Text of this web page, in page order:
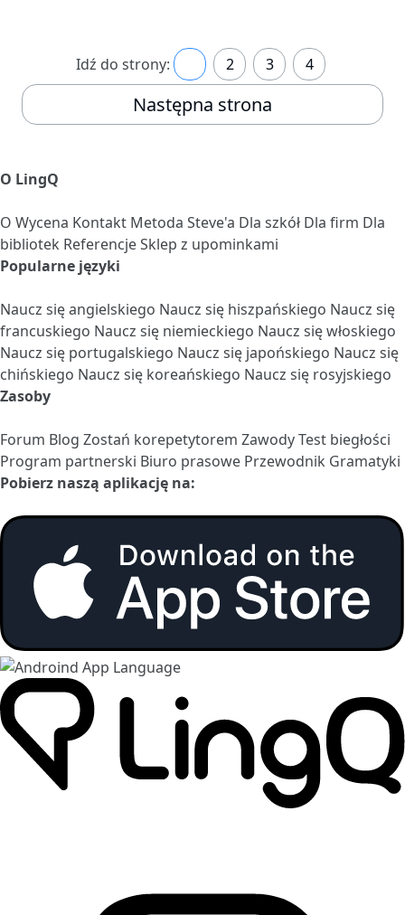
Idź do strony: 2 3 4
Następna strona
O LingQ
O Wycena Kontakt Metoda Steve'a Dla szkół Dla firm Dla
bibliotek ReferencjeSklep z upominkami
Popularne języki
Naucz się angielskiego Naucz się hiszpańskiego Naucz się
francuskiego Naucz się niemieckiego Naucz się włoskiego
Naucz się portugalskiego Naucz się japońskiego Naucz się
chińskiego Naucz się koreańskiego Naucz się rosyjskiego
Zasoby
Forum Blog Zostań korepetytorem ZawodyTest biegłości
Program partnerski Biuro prasowe Przewodnik Gramatyki
Pobierz naszą aplikację na: